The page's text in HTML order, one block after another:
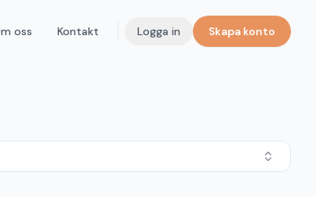
oss Kontakt Logga in Skapa konto